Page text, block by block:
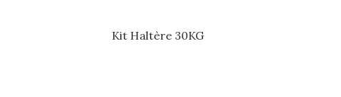
Kit Haltère 30KG